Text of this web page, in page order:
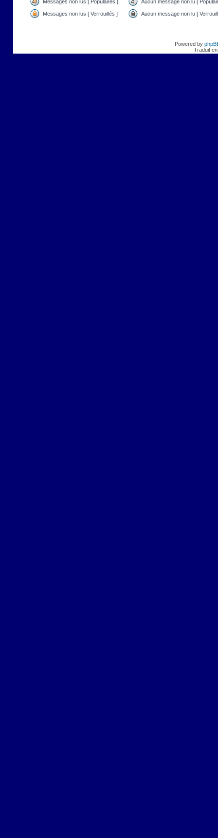
Messages non lus [ Populaires ] Aucun message non lu [
Messages non lus [ Verrouillés ] Aucun message non lu [
Powered by
Traduit